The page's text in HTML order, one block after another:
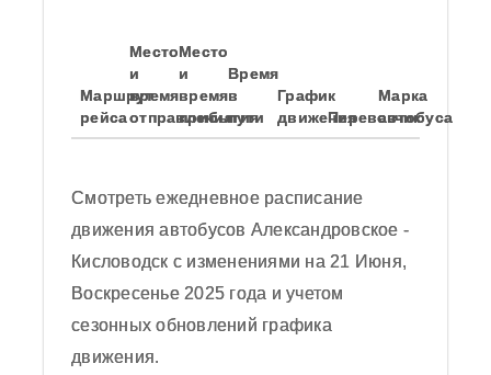
Маршрут
рейса
Место
и
время
отправления
Место
и
время
прибытия
Время
в
пути
График
движенияПеревозчик
Марка
автобуса
Смотреть ежедневное расписание
движения автобусов Александровское -
Кисловодск с изменениями на 21 Июня,
Воскресенье 2025 года и учетом
сезонных обновлений графика
движения.